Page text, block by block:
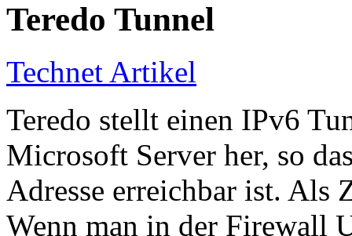
Teredo Tunnel
Technet Artikel
Teredo stellt einen IPv6
Microsoft Server her, so
Adresse erreichbar ist. Als
Wenn man in der Firewall